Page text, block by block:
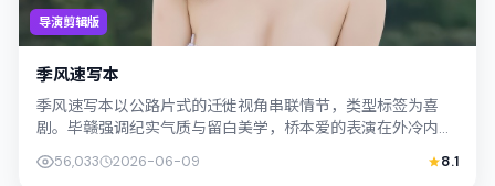
导演剪辑版
季风速写本
季风速写本以公路片式的迁徙视角串联情节，类型标签为喜
剧。毕赣强调纪实气质与留白美学，桥本爱的表演在外冷内热
56,033 2026-06-09 8.1